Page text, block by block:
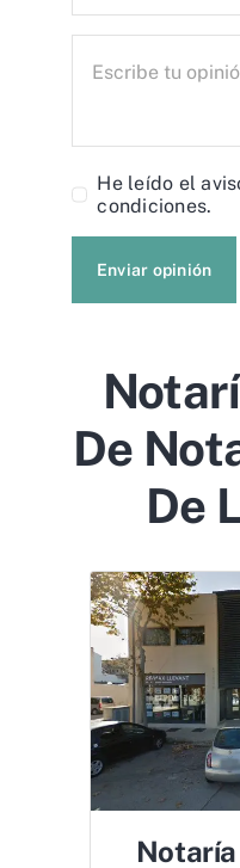
He leído el
condiciones.
Enviar opinión
De
De